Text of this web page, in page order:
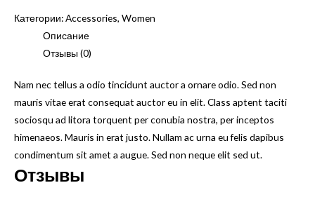
Категории:Accessories, Women
Описание
Отзывы (0)
Nam nec tellus a odio tincidunt auctor a ornare odio. Sed non
mauris vitae erat consequat auctor eu in elit. Class aptent taciti
sociosqu ad litora torquent per conubia nostra, per inceptos
himenaeos. Mauris in erat justo. Nullam ac urna eu felis dapibus
condimentum sit amet a augue. Sed non neque elit sed ut.
Отзывы